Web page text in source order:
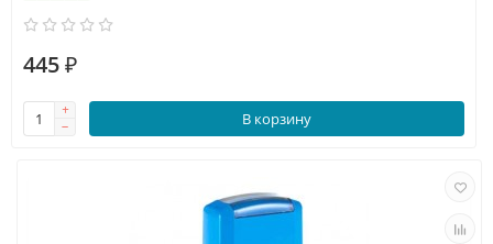
445 ₽
В корзину